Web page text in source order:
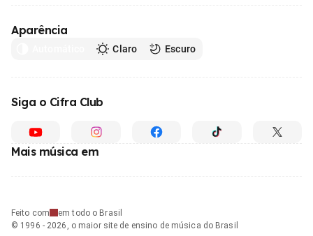
Aparência
Claro Escuro
Siga o Cifra Club
Mais música em
Feito com
em todo o Brasil
© 1996 - 2026, o maior site de ensino de música do Brasil